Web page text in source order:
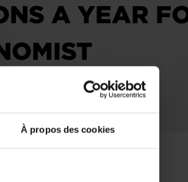
À propos des cookies
A YEAR